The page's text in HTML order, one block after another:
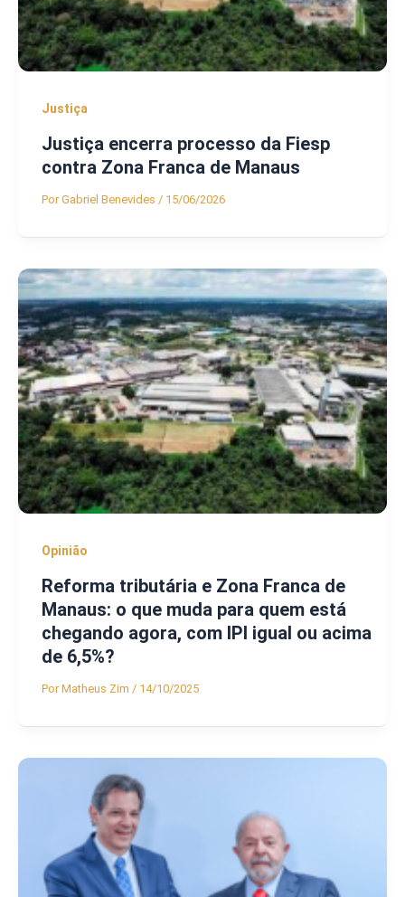
Justiça
Justiça encerra processo da Fiesp
contra Zona Franca de Manaus
PorGabriel Benevides / 15/06/2026
Opinião
Reforma tributária e Zona Franca de
Manaus: o que muda para quem está
chegando agora, com IPI igual ou acima
de 6,5%?
PorMatheus Zim / 14/10/2025